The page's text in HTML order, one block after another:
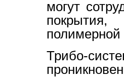
могут
покрытия,
полимерной
Трибо-